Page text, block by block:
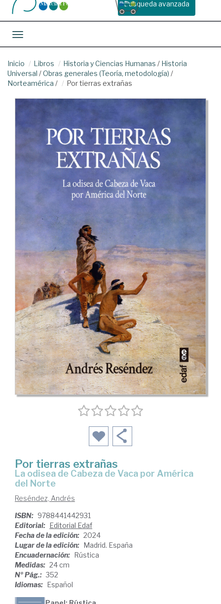
Busqueda avanzada
Toggle navigation
Inicio Libros Historia y Ciencias Humanas / Historia
Universal /Obras generales (Teoría, metodología) /
Norteamérica / Por tierras extrañas
Por tierras extrañas
la odisea de Cabeza de Vaca por América
del Norte
Reséndez, Andrés
ISBN: 9788441442931
Editorial: Editorial Edaf
Fecha de la edición: 2024
Lugar de la edición: Madrid. España
Encuadernación: Rústica
Medidas: 24 cm
Nº Pág.: 352
Idiomas: Español